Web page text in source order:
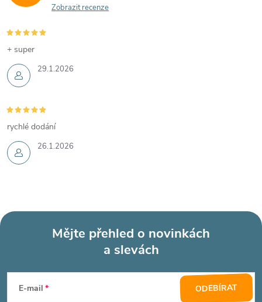
Zobrazit recenze
29.1.2026
+ super
26.1.2026
rychlé dodání
Mějte přehled o novinkách
a slevách
E-mail ODEBÍRAT